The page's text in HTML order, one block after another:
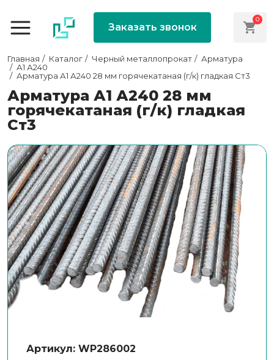
Заказать звонок
0
Главная Каталог Черный металлопрокат
Арматура
А1 А240
Арматура А1 А240 28 мм горячекатаная (г/к) гладкая Ст3
Арматура А1 А240 28 мм
горячекатаная (г/к) гладкая
Ст3
Артикул: WP286002